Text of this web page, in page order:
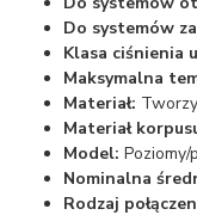
Do systemów
Klasa ciśnienia
Maksymalna
Materiał:
Materiał
Model:
Nominalna
Rodzaj